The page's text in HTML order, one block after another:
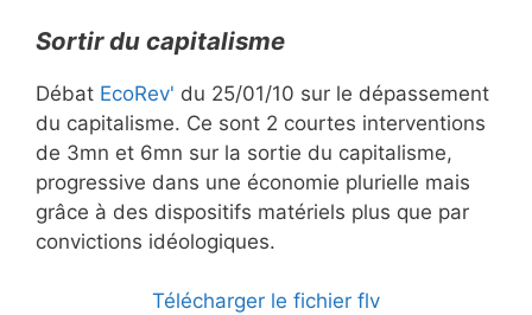
Sortir du capitalisme
Débat EcoRev' du 25/01/10 sur le dépassement
du capitalisme. Ce sont 2 courtes interventions
de 3mn et 6mn sur la sortie du capitalisme,
progressive dans une économie plurielle mais
grâce à des dispositifs matériels plus que par
convictions idéologiques.
Télécharger le fichier flv